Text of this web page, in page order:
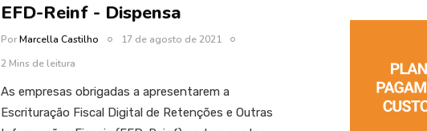
EFD-Reinf - Dispensa
PorMarcella Castilho
17 de agosto de 2021
2 Mins de leitura
As empresas obrigadas a apresentarem a
Escrituração Fiscal Digital de Retenções e Outras